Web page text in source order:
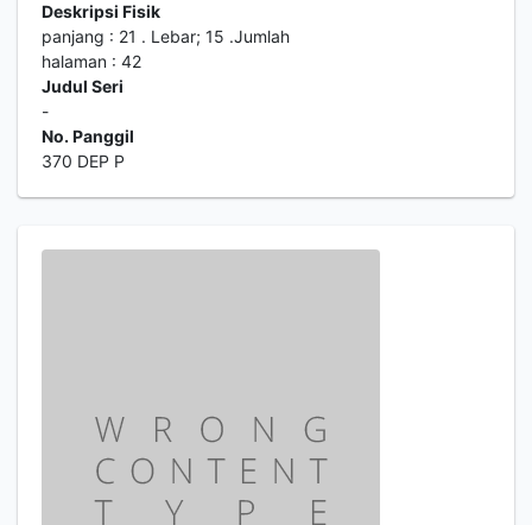
Deskripsi Fisik
panjang : 21 . Lebar; 15 .Jumlah
halaman : 42
Judul Seri
-
No. Panggil
370 DEP P